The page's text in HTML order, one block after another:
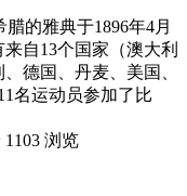
的雅典于1896年4月
自13个国家（澳大利
德国、丹麦、美国、
名运动员参加了比
1103 浏览